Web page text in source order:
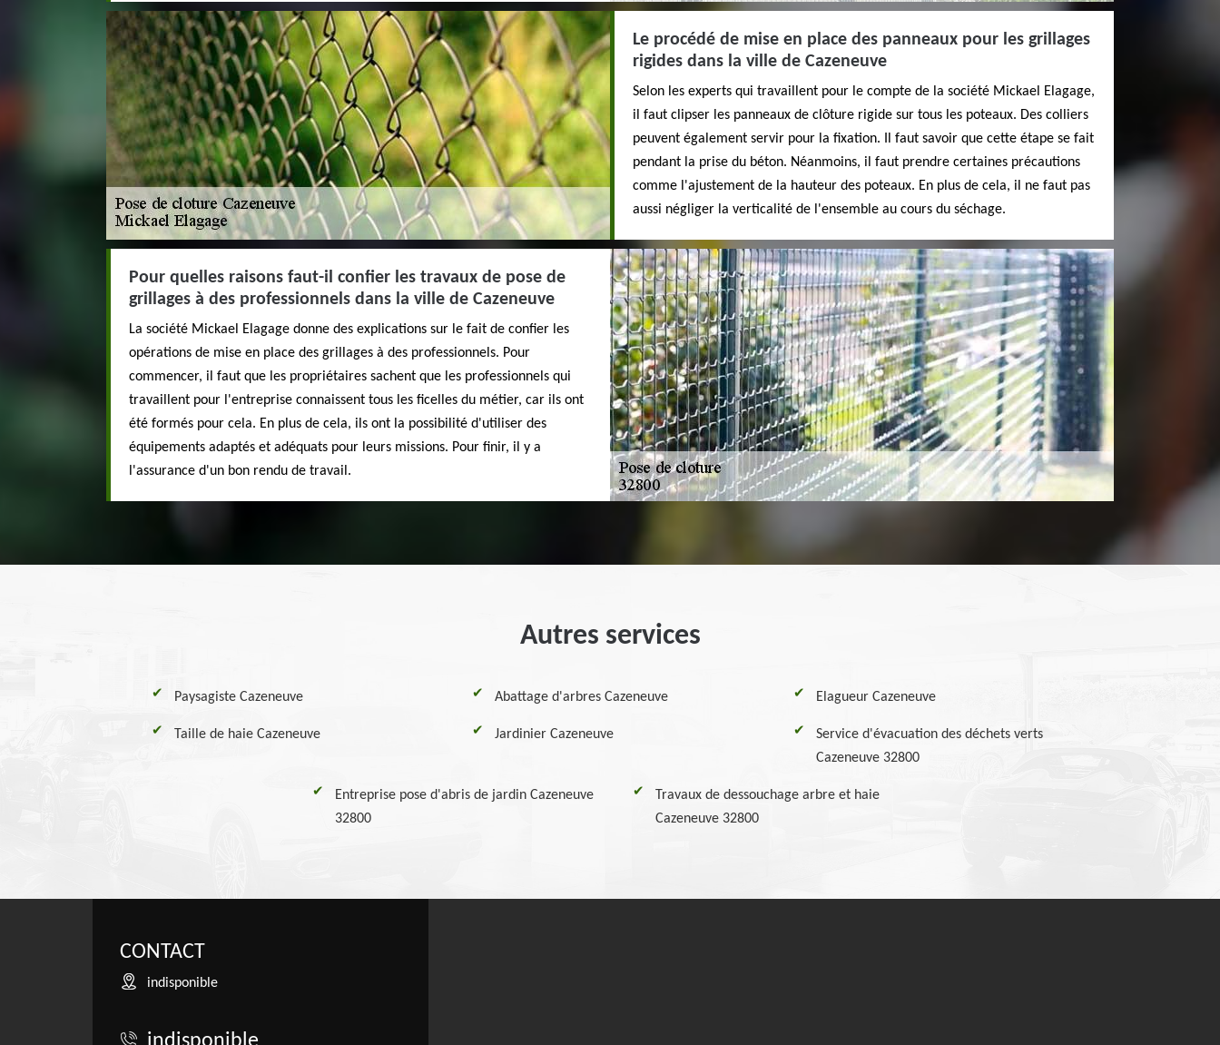
Le procédé de mise en place des panneaux pour les grillages
rigides dans la ville de Cazeneuve
Selon les experts qui travaillent pour le compte de la société Mickael Elagage,
il faut clipser les panneaux de clôture rigide sur tous les poteaux. Des colliers
peuvent également servir pour la fixation. Il faut savoir que cette étape se fait
pendant la prise du béton. Néanmoins, il faut prendre certaines précautions
comme l'ajustement de la hauteur des poteaux. En plus de cela, il ne faut pas
aussi négliger la verticalité de l'ensemble au cours du séchage.
Pour quelles raisons faut-il confier les travaux de pose de
grillages à des professionnels dans la ville de Cazeneuve
La société Mickael Elagage donne des explications sur le fait de confier les
opérations de mise en place des grillages à des professionnels. Pour
commencer, il faut que les propriétaires sachent que les professionnels qui
travaillent pour l'entreprise connaissent tous les ficelles du métier, car ils ont
été formés pour cela. En plus de cela, ils ont la possibilité d'utiliser des
équipements adaptés et adéquats pour leurs missions. Pour finir, il y a
l'assurance d'un bon rendu de travail.
Autres services
Paysagiste Cazeneuve Abattage d'arbres Cazeneuve Elagueur Cazeneuve
Taille de haie Cazeneuve Jardinier Cazeneuve
Service d'évacuation des déchets verts
Cazeneuve 32800
Entreprise pose d'abris de jardin Cazeneuve
32800
Travaux de dessouchage arbre et haie
Cazeneuve 32800
CONTACT
indisponible